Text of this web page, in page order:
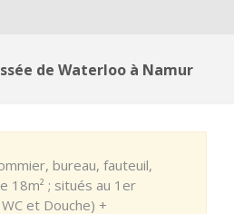
de Waterloo à Namur
bureau, fauteuil,
18m² ; situés au 1er
et Douche) +